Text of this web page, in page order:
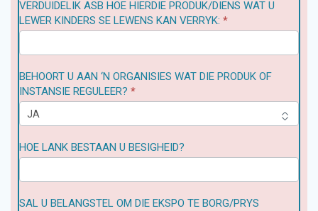
VERDUIDELIK ASB HOE HIERDIE PRODUK/DIENS WAT U
LEWER KINDERS SE LEWENS KAN VERRYK: *
BEHOORT U AAN ‘N ORGANISIES WAT DIE PRODUK OF
INSTANSIE REGULEER? *
HOE LANK BESTAAN U BESIGHEID?
SAL U BELANGSTEL OM DIE EKSPO TE BORG/PRYS